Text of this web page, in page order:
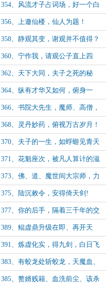
（第一更）
354、风流才子占词场，好一个白
衣卿相！
356、上邀仙楼，仙人为题！
358、静观其变，谢观并不值得？
360、宁作我，请观公子直上四
楼！
362、天下大同，夫子之死的秘
辛！
364、纵有才华又如何，俯身一
礼！
366、书院大先生，魔师、高僧，
天师，聚首！
368、灵丹妙药，俯视万古岁月！
370、夫子的一生，如蜉蝣见青天
371、花魁座次，被凡人算计的滋
味如何？
373、佛、道、魔世间大宗师，力
压四人！
375、陆沉敕令，安得倚天剑!
377、你的后手，隔着三千年的交
手!
389、鲲虚鼎升级在即、再开天
门！
391、炼虚化实，得九剑，白日飞
升、蛟龙出!
383、有蛟龙处斩蛟龙，天魔血、
龙眼菩提
385、赘婿贱籍、血洗前尘、该杀